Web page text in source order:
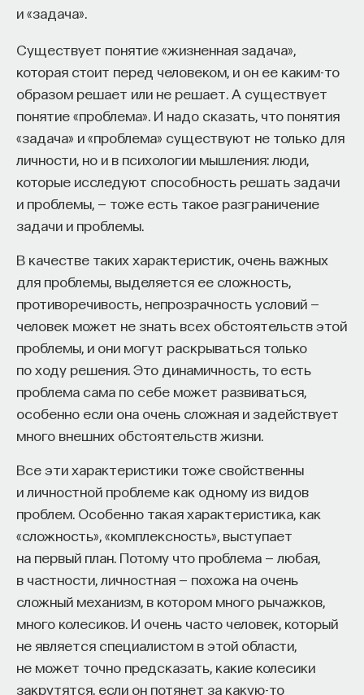
и «задача».
Существует понятие «жизненная задача»,
которая стоит перед человеком, и он ее каким-то
образом решает или не решает. А существует
понятие «проблема». И надо сказать, что понятия
«задача» и «проблема» существуют не только для
личности, но и в психологии мышления: люди,
которые исследуют способность решать задачи
и проблемы, — тоже есть такое разграничение
задачи и проблемы.
В качестве таких характеристик, очень важных
для проблемы, выделяется ее сложность,
противоречивость, непрозрачность условий —
человек может не знать всех обстоятельств этой
проблемы, и они могут раскрываться только
по ходу решения. Это динамичность, то есть
проблема сама по себе может развиваться,
особенно если она очень сложная и задействует
много внешних обстоятельств жизни.
Все эти характеристики тоже свойственны
и личностной проблеме как одному из видов
проблем. Особенно такая характеристика, как
«сложность», «комплексность», выступает
на первый план. Потому что проблема — любая,
в частности, личностная — похожа на очень
сложный механизм, в котором много рычажков,
много колесиков. И очень часто человек, который
не является специалистом в этой области,
не может точно предсказать, какие колесики
закрутятся, если он потянет за какую-то
МЕДИЦИНА СОН СОМНОЛОГИЯ
БЕССОННИЦА ЕСТЕСТВЕННЫЕ НАУКИ
ЖУРНАЛ НАУКА СНА
КУРС
Наука сна: как управлять
своим сном
Внеси свой вклад в дело
просвещения!
КОГНИТИВНЫЕ НАУКИ
Внеси свой вклад в дело
просвещения!
ПОДДЕРЖАТЬ ПОСТНАУКУ